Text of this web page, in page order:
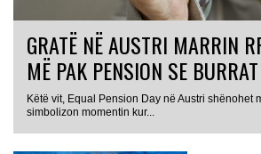
GRATË NË AUSTRI MARRIN
MË PAK PENSION SE BURRAT
Këtë vit, Equal Pension Day në Austri shënohet
simbolizon momentin kur...